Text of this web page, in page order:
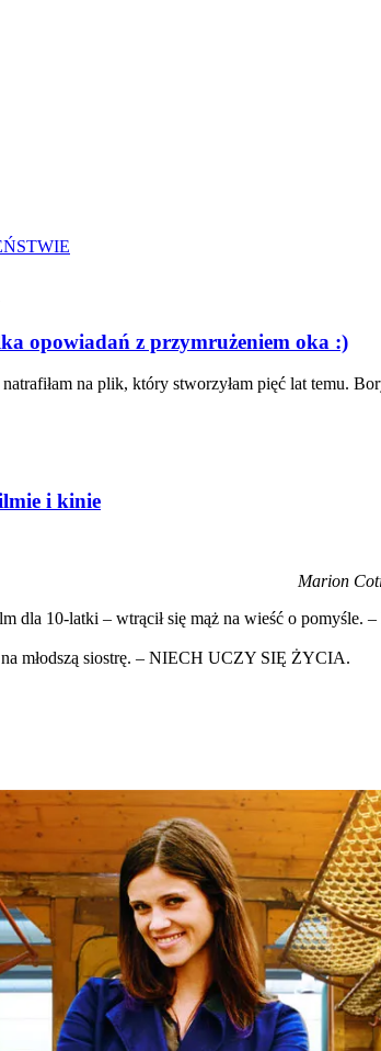
opowiadań z przymrużeniem oka :)
na plik, który stworzyłam pięć lat temu.
i kinie
Marion
dla 10-latki – wtrącił się mąż na wieść o pomyśle.
młodszą siostrę. – NIECH UCZY SIĘ ŻYCIA.